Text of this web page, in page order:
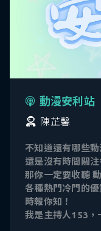
動漫安利站
陳芷馨
不知道還有哪些
還是沒有時間關
那你一定要收聽
各種熱門冷門的
時報你知！
我是主持人153，